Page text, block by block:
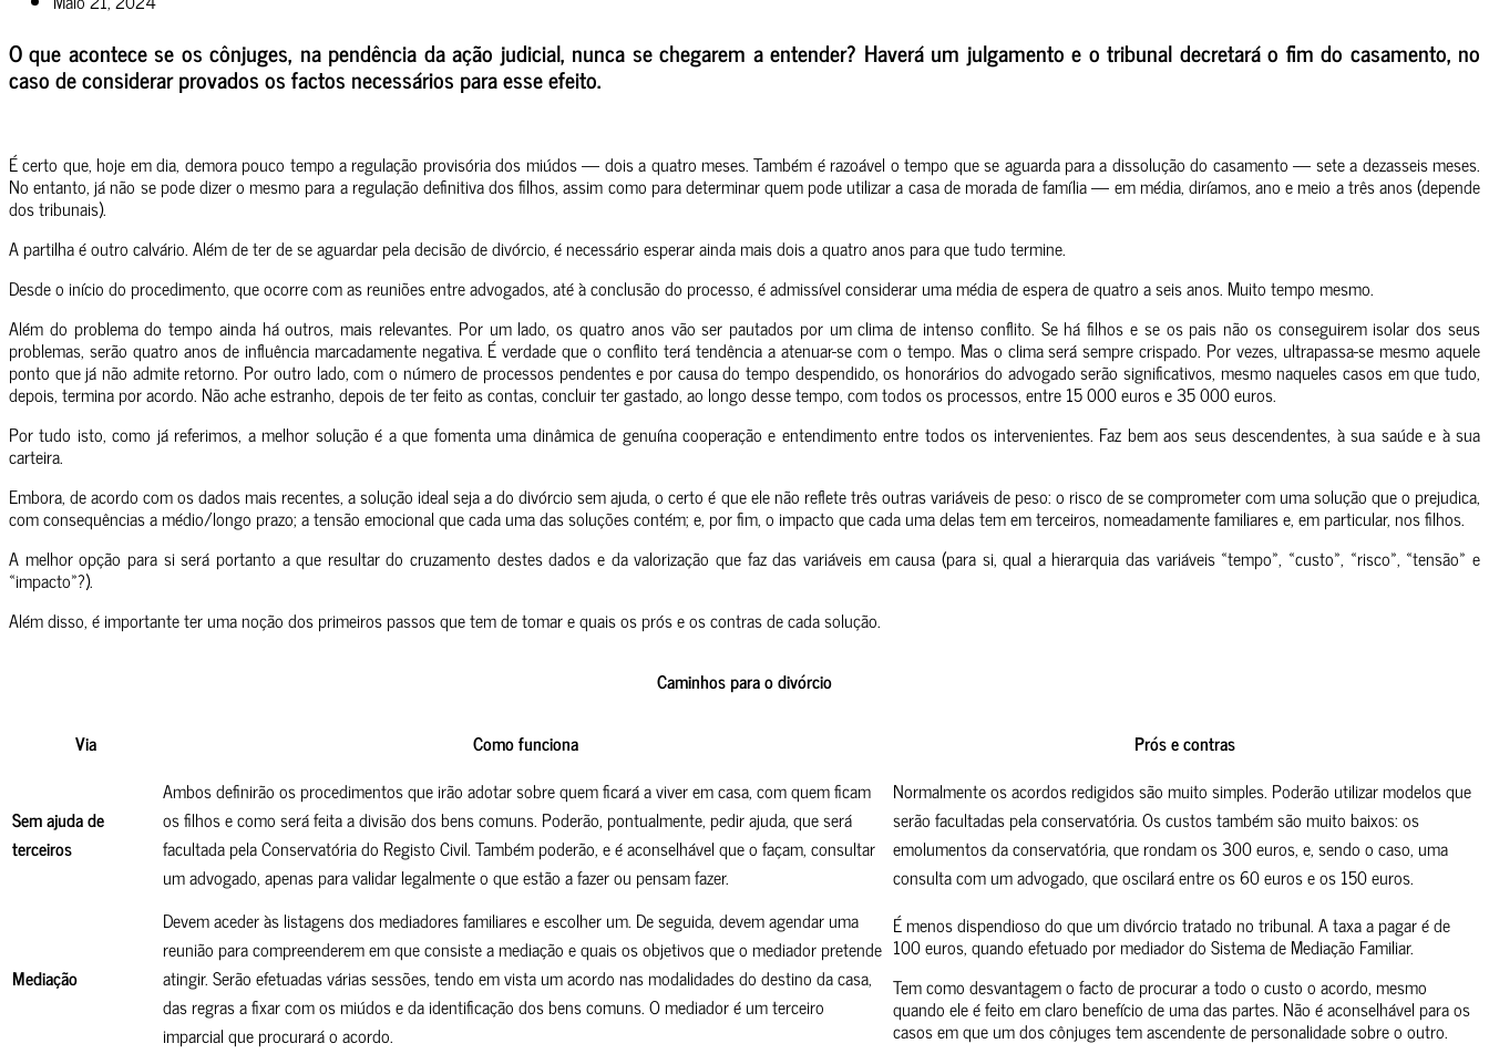
O que acontece se os cônjuges, na pendência da ação judicial, nunca se chegarem a entender? Haverá um julgamento e o tribunal decretará o fim do casamento, no
caso de considerar provados os factos necessários para esse efeito.
É certo que, hoje em dia, demora pouco tempo a regulação provisória dos miúdos — dois a quatro meses. Também é razoável o tempo que se aguarda para a dissolução do casamento — sete a dezasseis meses.
No entanto, já não se pode dizer o mesmo para a regulação definitiva dos filhos, assim como para determinar quem pode utilizar a casa de morada de família — em média, diríamos, ano e meio a três anos (depende
dos tribunais).
A partilha é outro calvário. Além de ter de se aguardar pela decisão de divórcio, é necessário esperar ainda mais dois a quatro anos para que tudo termine.
Desde o início do procedimento, que ocorre com as reuniões entre advogados, até à conclusão do processo, é admissível considerar uma média de espera de quatro a seis anos. Muito tempo mesmo.
Além do problema do tempo ainda há outros, mais relevantes. Por um lado, os quatro anos vão ser pautados por um clima de intenso conflito. Se há filhos e se os pais não os conseguirem isolar dos seus
problemas, serão quatro anos de influência marcadamente negativa. É verdade que o conflito terá tendência a atenuar-se com o tempo. Mas o clima será sempre crispado. Por vezes, ultrapassa-se mesmo aquele
ponto que já não admite retorno. Por outro lado, com o número de processos pendentes e por causa do tempo despendido, os honorários do advogado serão significativos, mesmo naqueles casos em que tudo,
depois, termina por acordo. Não ache estranho, depois de ter feito as contas, concluir ter gastado, ao longo desse tempo, com todos os processos, entre 15 000 euros e 35 000 euros.
Por tudo isto, como já referimos, a melhor solução é a que fomenta uma dinâmica de genuína cooperação e entendimento entre todos os intervenientes. Faz bem aos seus descendentes, à sua saúde e à sua
carteira.
Embora, de acordo com os dados mais recentes, a solução ideal seja a do divórcio sem ajuda, o certo é que ele não reflete três outras variáveis de peso: o risco de se comprometer com uma solução que o prejudica,
com consequências a médio/longo prazo; a tensão emocional que cada uma das soluções contém; e, por fim, o impacto que cada uma delas tem em terceiros, nomeadamente familiares e, em particular, nos filhos.
A melhor opção para si será portanto a que resultar do cruzamento destes dados e da valorização que faz das variáveis em causa (para si, qual a hierarquia das variáveis «tempo», «custo», «risco», «tensão» e
«impacto»?).
Além disso, é importante ter uma noção dos primeiros passos que tem de tomar e quais os prós e os contras de cada solução.
Caminhos para o divórcio
Via Como funciona Prós e contras
Sem ajuda de
terceiros
Ambos definirão os procedimentos que irão adotar sobre quem ficará a viver em casa, com quem ficam
os filhos e como será feita a divisão dos bens comuns. Poderão, pontualmente, pedir ajuda, que será
facultada pela Conservatória do Registo Civil. Também poderão, e é aconselhável que o façam, consultar
um advogado, apenas para validar legalmenteo que estão a fazer ou pensam fazer.
Normalmente os acordos redigidos são muito simples. Poderão utilizar modelos que
serão facultadas pela conservatória. Os custos também são muito baixos: os
emolumentos da conservatória, que rondam os 300 euros, e, sendo o caso, uma
consulta com um advogado, que oscilará entre os 60 euros e os 150 euros.
Mediação
Devem aceder às listagens dos mediadores familiares e escolher um. De seguida, devem agendar uma
reunião para compreenderem em que consiste a mediação e quais os objetivos que o mediador pretende
atingir. Serão efetuadas várias sessões, tendo em vista um acordo nas modalidades do destino da casa,
das regras a fixar com os miúdos e da identificação dos bens comuns. O mediador é um terceiro
imparcial que procurará o acordo.
É menos dispendioso do que um divórcio tratado no tribunal. A taxa a pagar é de
100 euros, quando efetuado por mediador do Sistema de Mediação Familiar.
Tem como desvantagem o facto de procurar a todo o custo o acordo, mesmo
quando ele é feito em claro benefício de uma das partes. Não é aconselhável para os
casos em que um dos cônjuges tem ascendente de personalidade sobre o outro.